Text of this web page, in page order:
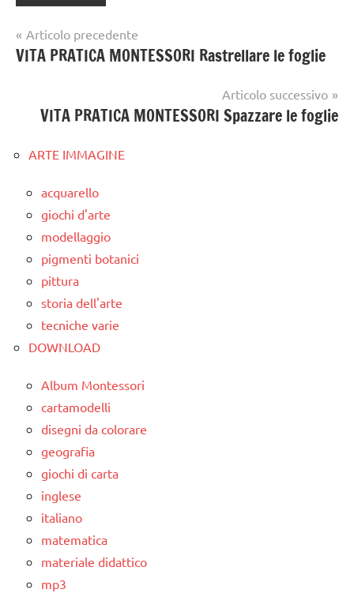
Navigazione
articoli
Articolo precedente
VITA PRATICA MONTESSORI Rastrellare le foglie
Articolo successivo
VITA PRATICA MONTESSORI Spazzare le foglie
ARTE IMMAGINE
acquarello
giochi d'arte
modellaggio
pigmenti botanici
pittura
storia dell'arte
tecniche varie
DOWNLOAD
Album Montessori
cartamodelli
disegni da colorare
geografia
giochi di carta
inglese
italiano
matematica
materiale didattico
mp3